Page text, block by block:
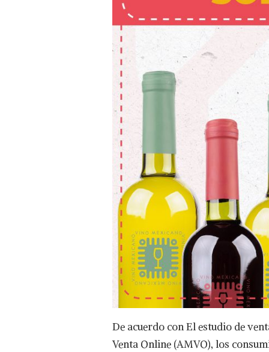
De acuerdo con El estudio de
Venta Online (AMVO), los